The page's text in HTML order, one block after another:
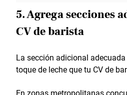
5. Agrega secciones
CV de barista
La sección adicional
toque de leche que tu CV de